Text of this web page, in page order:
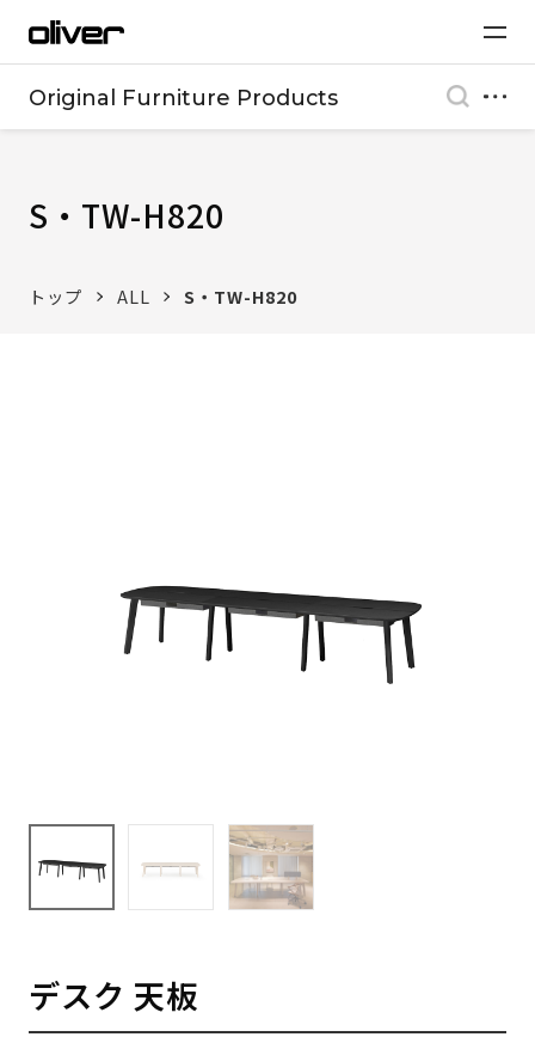
Original Furniture Products
S・TW-H820
トップ ALL S・TW-H820
デスク 天板